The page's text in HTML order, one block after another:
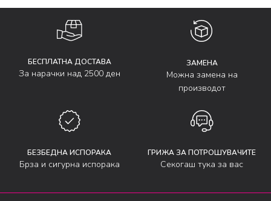
БЕСПЛАТНА ДОСТАВА
За нарачки над 2500 ден
ЗАМЕНА
Можна замена на
производот
БЕЗБЕДНА ИСПОРАКА
Брза и сигурна испорака
ГРИЖА ЗА ПОТРОШУВАЧИТЕ
Секогаш тука за вас